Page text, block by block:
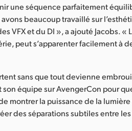
une séquence parfaitement
beaucoup travaillé sur
VFX et du DI », a ajouté Jacobs. «
peut s’apparenter facilement à
sans que tout devienne
équipe sur AvengerCon pour
montrer la puissance de la
des séparations subtiles entre